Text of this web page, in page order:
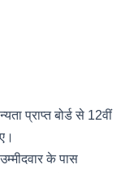
प्राप्त बोर्ड से 12वीं
के पास